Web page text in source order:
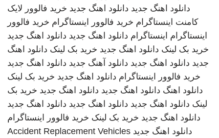
دانلود اهنگ جدید دانلود اهنگ جدید خرید فالوور لایک
کامنت اینستاگرام خرید فالوور اینستاگرام خرید فالوور
اینستاگرام اینستاگرام دانلود اهنگ جدید دانلود اهنگ جدید
خرید بک لینک دانلود اهنگ جدید خرید بک لینک دانلود اهنگ
جدید دانلود اهنگ جدید دانلود آهنگ جدید دانلود اهنگ جدید
خرید فالوور اینستاگرام دانلود اهنگ جدید خرید بک لینک
دانلود اهنگ دانلود اهنگ جدید دانلود اهنگ جدید خرید بک
لینک دانلود اهنگ جدید دانلود اهنگ جدید دانلود اهنگ جدید
دانلود اهنگ جدید خرید بک لینک خرید فالوور اینستاگرام
دانلود اهنگ جدید Accident Replacement Vehicles